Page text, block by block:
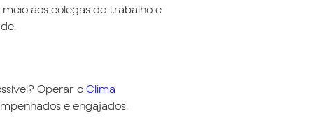
aos colegas de trabalho e
Operar oClima
e engajados.